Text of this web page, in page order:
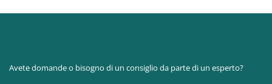
Avete domande o bisogno di un consiglio da parte di un esperto?